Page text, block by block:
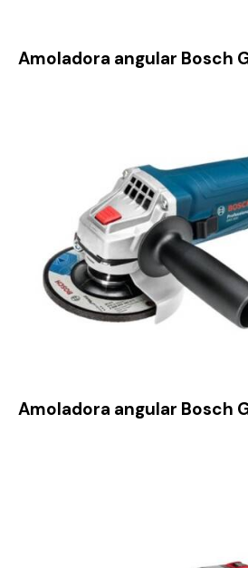
Amoladora angular Bosch
Amoladora angular Bosch